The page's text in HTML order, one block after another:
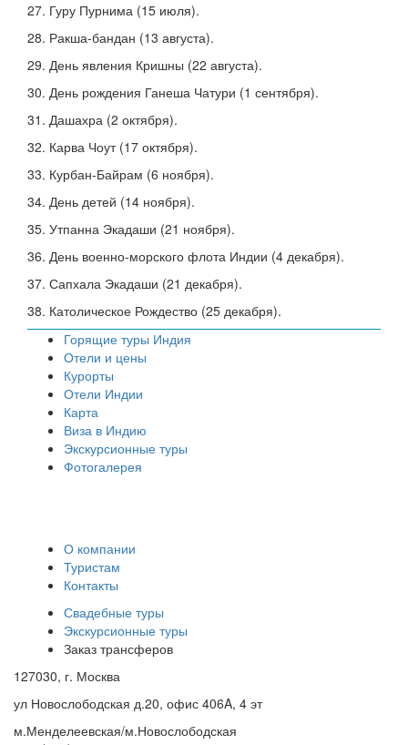
27. Гуру Пурнима (15 июля).
28. Ракша-бандан (13 августа).
29. День явления Кришны (22 августа).
30. День рождения Ганеша Чатури (1 сентября).
31. Дашахра (2 октября).
32. Карва Чоут (17 октября).
33. Курбан-Байрам (6 ноября).
34. День детей (14 ноября).
35. Утпанна Экадаши (21 ноября).
36. День военно-морского флота Индии (4 декабря).
37. Сапхала Экадаши (21 декабря).
38. Католическое Рождество (25 декабря).
Горящие туры Индия
Отели и цены
Курорты
Отели Индии
Карта
Виза в Индию
Экскурсионные туры
Фотогалерея
О компании
Туристам
Контакты
Свадебные туры
Экскурсионные туры
Заказ трансферов
127030, г. Москва
ул Новослободская д.20, офис 406A, 4 эт
м.Менделеевская/м.Новослободская